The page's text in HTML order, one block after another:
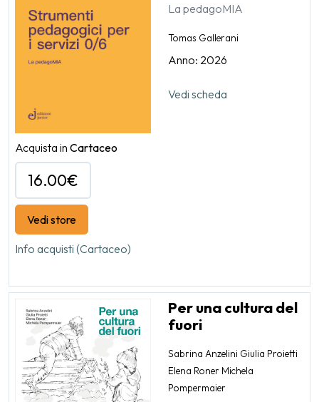
La pedagoMIA
Tomas Gallerani
Anno: 2026
Vedi scheda
Acquista in Cartaceo
16.00€
Vedi store
Info acquisti (Cartaceo)
Per una cultura del
fuori
Sabrina Anzelini Giulia Proietti
Elena Roner Michela
Pompermaier